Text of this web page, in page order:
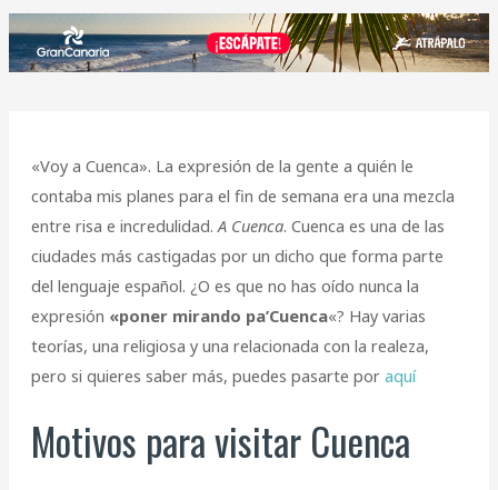
«Voy a Cuenca». La expresión de la gente a quién le
contaba mis planes para el fin de semana era una mezcla
entre risa e incredulidad. A Cuenca. Cuenca es una de las
ciudades más castigadas por un dicho que forma parte
del lenguaje español. ¿O es que no has oído nunca la
expresión «poner mirando pa’Cuenca«? Hay varias
teorías, una religiosa y una relacionada con la realeza,
pero si quieres saber más, puedes pasarte por aquí
Motivos para visitar Cuenca